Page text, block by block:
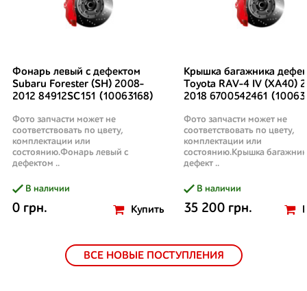
Фонарь левый с дефектом
Subaru Forester (SH) 2008-
2012 84912SC151 (10063168)
Фото запчасти может не
соответствовать по цвету,
комплектации или
состоянию.Фонарь левый с
дефектом ..
В наличии
0 грн. Купить
Крышка багажника
Toyota RAV-4 IV (XA40)
2018 6700542461
Фото запчасти может не
соответствовать по цвету,
комплектации или
состоянию.Крышка
дефект ..
В наличии
35 200 грн.
ВСЕ НОВЫЕ ПОСТУПЛЕНИЯ